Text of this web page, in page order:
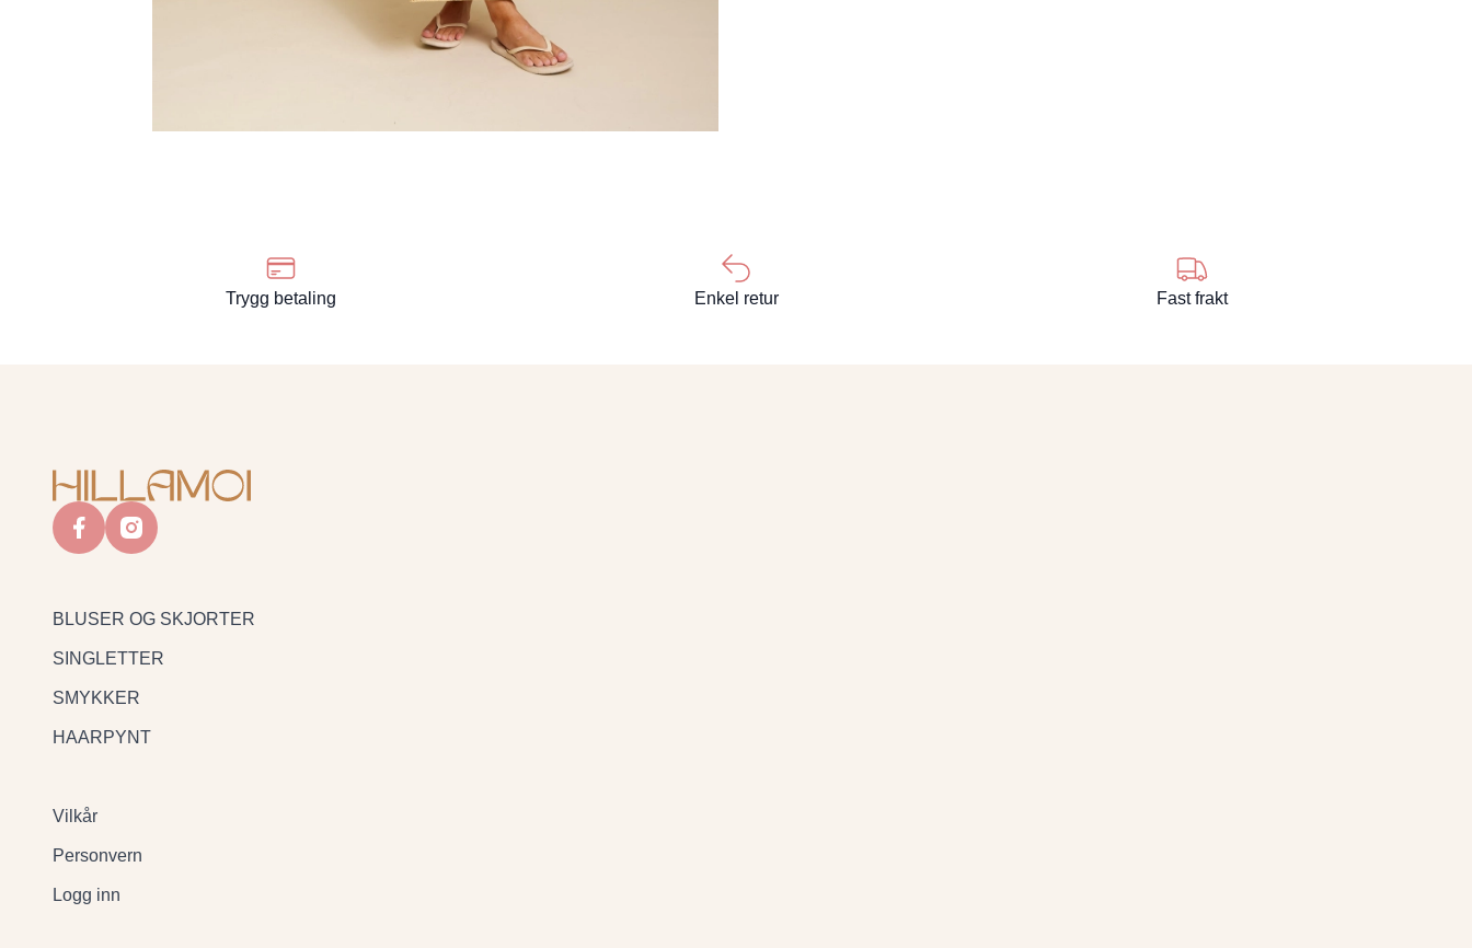
Trygg betaling Enkel retur Fast frakt
facebookinstagram
BLUSER OG SKJORTER
SINGLETTER
SMYKKER
HAARPYNT
Vilkår
Personvern
Logg inn